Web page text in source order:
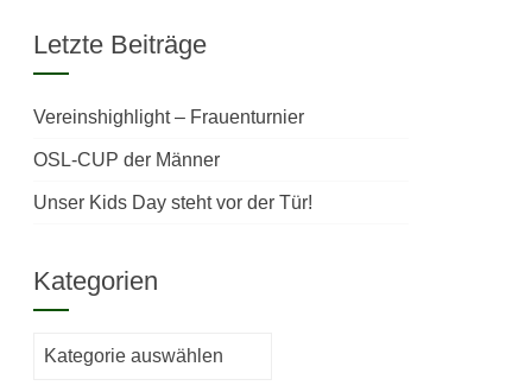
Letzte Beiträge
Vereinshighlight – Frauenturnier
OSL-CUP der Männer
Unser Kids Day steht vor der Tür!
Kategorien
Kategorien